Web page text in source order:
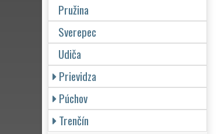
Pružina
Sverepec
Udiča
Prievidza
Púchov
Trenčín